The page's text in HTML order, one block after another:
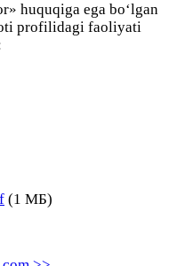
huquqiga ega bo‘lgan
profilidagi faoliyati
(1 МБ)